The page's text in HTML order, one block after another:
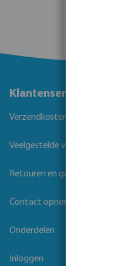
Klantenservice
Verzendkosten
Veelgestelde vragen
Retouren en garantie
Contact opnemen
Onderdelen
Inloggen